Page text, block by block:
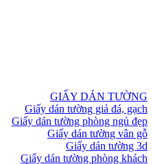
GIẤY DÁN TƯỜNG
Giấy dán tường giả đá, gạch
Giấy dán tường phòng ngủ đẹp
Giấy dán tường vân gỗ
Giấy dán tường 3d
Giấy dán tường phòng khách